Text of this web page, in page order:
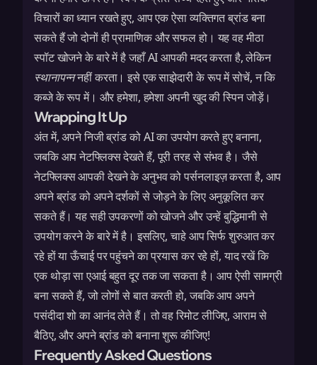
विचारों का ध्यान रखते हुए, आप एक ऐसा व्यक्तिगत ब्रांड बना
सकते हैं जो दोनों ही प्रामाणिक और सफल हो। यह वह मीठा
स्पॉट खोजने के बारे में है जहाँ AI आपकी मदद करता है, लेकिन
स्थानापन्ननहीं करता। इसे एक साझेदारी के रूप में सोचें, न कि
कब्जे के रूप में। और हमेशा, हमेशा अपनी खुद की स्पिन जोड़ें।
Wrapping It Up
अंत में, अपने निजी ब्रांड को AI का उपयोग करते हुए बनाना,
जबकि आप नेटफ्लिक्स देखते हैं, पूरी तरह से संभव है। जैसे
नेटफ्लिक्स आपकी देखने के अनुभव को पर्सनलाइज़ करता है, आप
अपने ब्रांड को अपने दर्शकों से जोड़ने के लिए अनुकूलित कर
सकते हैं। यह सही उपकरणों को खोजने और उन्हें बुद्धिमानी से
उपयोग करने के बारे में है। इसलिए, चाहे आप सिर्फ शुरुआत कर
रहे हों या ऊँचाई पर पहुंचने का प्रयास कर रहे हों, याद रखें कि
एक थोड़ा सा एआई बहुत दूर तक जा सकता है। आप ऐसी सामग्री
बना सकते हैं, जो लोगों से बात करती हो, जबकि आप अपने
पसंदीदा शो का आनंद लेते हैं। तो वह रिमोट लीजिए, आराम से
बैठिए, और अपने ब्रांड को बनाना शुरू कीजिए!
Frequently Asked Questions